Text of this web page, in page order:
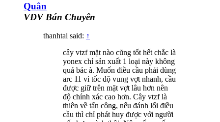
Quân
VĐV Bán Chuyên
thanhtai said: ↑
cây vtzf mặt nào cũng tốt hết chắc là
yonex chỉ sản xuất 1 loại này không
quá bác à. Muốn điều cầu phải dùng
arc 11 vì tốc độ vung vợt nhanh, cầu
được giữ trên mặt vợt lâu hơn nên
độ chính xác cao hơn. Cây vtzf là
thiên về tấn công, nếu đánh lối điều
cầu thì chỉ phát huy được với người